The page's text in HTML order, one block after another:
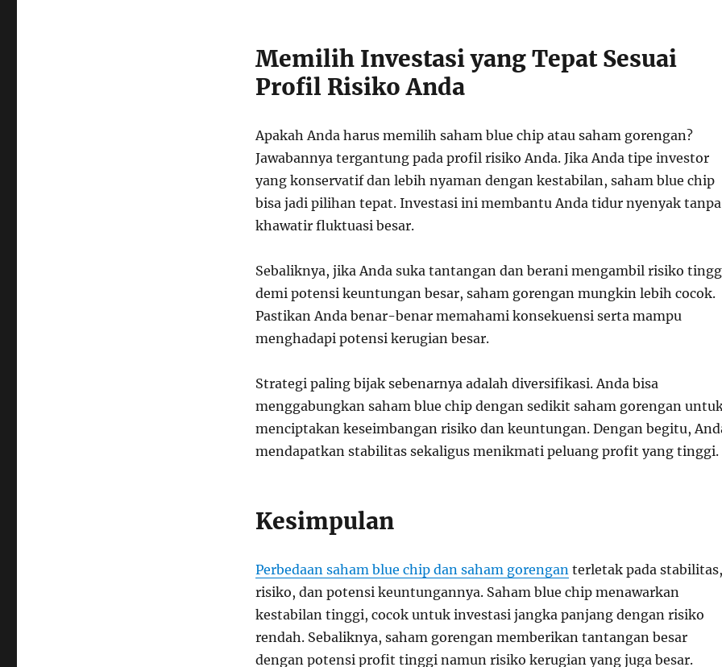
Memilih Investasi yang Tepat Sesuai
Profil Risiko Anda
Apakah Anda harus memilih saham blue chip atau saham gorengan?
Jawabannya tergantung pada profil risiko Anda. Jika Anda tipe investor
yang konservatif dan lebih nyaman dengan kestabilan, saham blue chip
bisa jadi pilihan tepat. Investasi ini membantu Anda tidur nyenyak tanpa
khawatir fluktuasi besar.
Sebaliknya, jika Anda suka tantangan dan berani mengambil risiko
demi potensi keuntungan besar, saham gorengan mungkin lebih cocok.
Pastikan Anda benar-benar memahami konsekuensi serta mampu
menghadapi potensi kerugian besar.
Strategi paling bijak sebenarnya adalah diversifikasi. Anda bisa
menggabungkan saham blue chip dengan sedikit saham gorengan
menciptakan keseimbangan risiko dan keuntungan. Dengan begitu,
mendapatkan stabilitas sekaligus menikmati peluang profit yang tinggi.
Kesimpulan
Perbedaan saham blue chip dan saham gorenganterletak pada stabilitas,
risiko, dan potensi keuntungannya. Saham blue chip menawarkan
kestabilan tinggi, cocok untuk investasi jangka panjang dengan risiko
rendah. Sebaliknya, saham gorengan memberikan tantangan besar
dengan potensi profit tinggi namun risiko kerugian yang juga besar.